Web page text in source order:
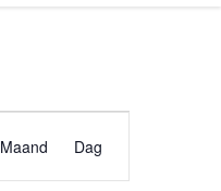
Evenement
weergaven
Maand Dag